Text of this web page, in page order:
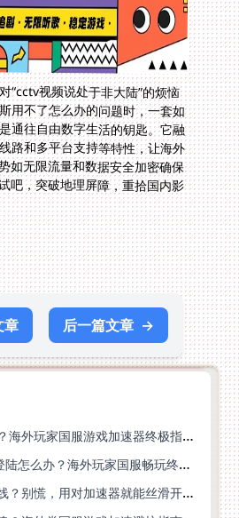
“cctv视频说处于非大陆”的烦恼
用不了怎么办的问题时，一套如
通往自由数字生活的钥匙。它融
、智能线路和多平台支持等特性，让海外
核心优势如无限流量和数据安全加密确保
立即尝试吧，突破地理屏障，重拾国内影
章 后一篇文章 →
印度怎么玩全民突击？海外玩家国服游戏加速器终极指南（附原神延迟优化+精灵之境加速器选择）
300大作战国外无法登陆怎么办？海外玩家国服畅玩终极指南（附实测推荐）
非洲玩蛋仔派对总掉线？别慌，用对加速器就能丝滑开跑！